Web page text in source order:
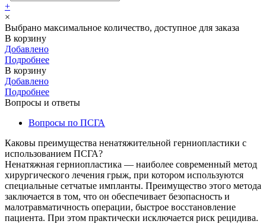
+
×
Выбрано максимальное количество, доступное для заказа
В корзину
Добавлено
Подробнее
В корзину
Добавлено
Подробнее
Вопросы и ответы
Вопросы по ПСГА
Каковы преимущества ненатяжительной герниопластики с
использованием ПСГА?
Ненатяжная герниопластика — наиболее современный метод
хирургического лечения грыж, при котором используются
специальные сетчатые импланты. Преимущество этого метода
заключается в том, что он обеспечивает безопасность и
малотравматичность операции, быстрое восстановление
пациента. При этом практически исключается риск рецидива.